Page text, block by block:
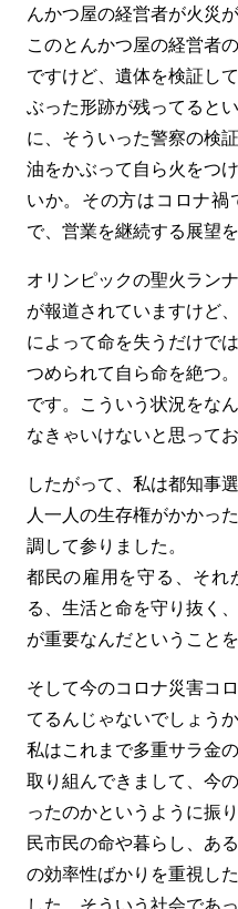
んかつ屋の経営者が火災
このとんかつ屋の経営者
ですけど、遺体を検証し
ぶった形跡が残ってると
に、そういった警察の検
油をかぶって自ら火をつ
いか。その方はコロナ禍
で、営業を継続する展望
オリンピックの聖火ラン
が報道されていますけど
によって命を失うだけで
つめられて自ら命を絶つ
です。こういう状況をな
なきゃいけないと思ってお
したがって、私は都知事
人一人の生存権がかかっ
調して参りました。
都民の雇用を守る、それ
る、生活と命を守り抜く
が重要なんだということ
そして今のコロナ災害コ
てるんじゃないでしょうか
私はこれまで多重サラ金
取り組んできまして、今
ったのかというように振
民市民の命や暮らし、あ
の効率性ばかりを重視し
した、そういう社会であ